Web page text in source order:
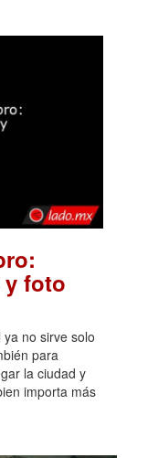
foto
no sirve solo
para
la ciudad y
importa más